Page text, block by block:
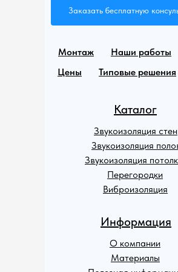
Заказать бесплатную
Каталог
Звукоизоляция стен
Звукоизоляция
Звукоизоляция
Перегородки
Виброизоляция
Информация
О компании
Материалы
Монтаж Наши работы
Цены
Типовые решения